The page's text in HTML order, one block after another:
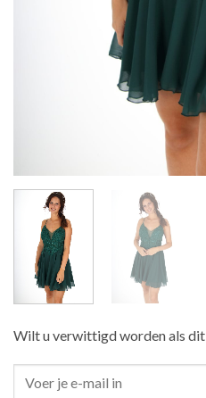
Wilt u verwittigd worden als